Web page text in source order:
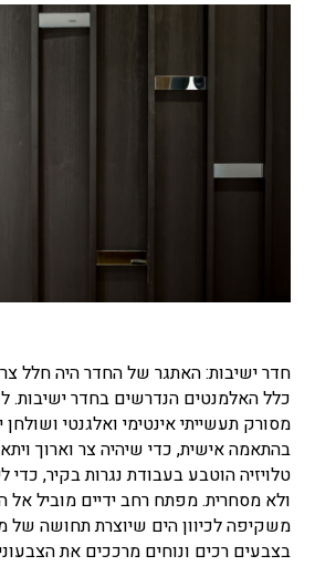
חדר ישיבות: האתגר של החדר היה חלל
כלל האלמנטים הנדרשים בחדר ישיבות.
מסורק תעשייתי אינטימי ואלגנטי
בהתאמה אישית, כדי שיהיה צר וארוך
טלויזיה הוטבע בעבודת נגרות בקיר, כדי
ולא מסחרית. מפתח רחב ידיים מוביל
משקיפה לכיוון הים שיוצרת תחושה של
בצבעים רכים ונוחים מרככים את